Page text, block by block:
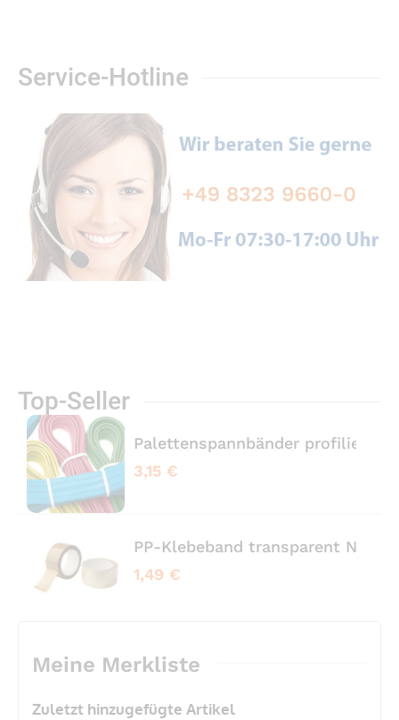
Service-Hotline
Top-Seller
Palettenspannbänder profiliert
3,15 €
PP-Klebeband transparent No
1,49 €
Meine Merkliste
Zuletzt hinzugefügte Artikel